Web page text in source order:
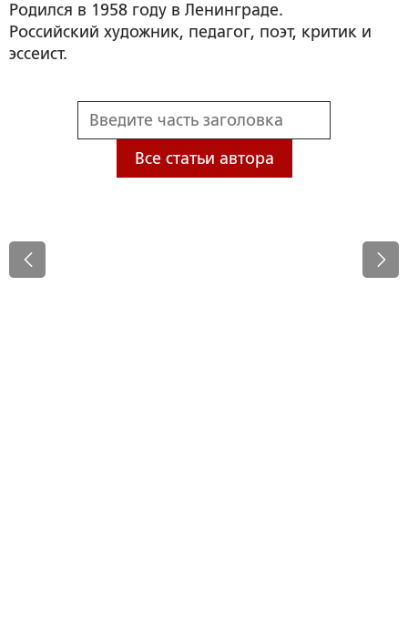
Родился в 1958 году в Ленинграде.
Российский художник, педагог, поэт, критик и
эссеист.
Все статьи автора